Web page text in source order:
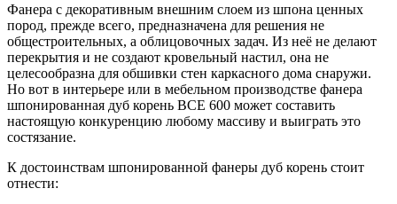
Фанера с декоративным внешним слоем из шпона ценных
пород, прежде всего, предназначена для решения не
общестроительных, а облицовочных задач. Из неё не делают
перекрытия и не создают кровельный настил, она не
целесообразна для обшивки стен каркасного дома снаружи.
Но вот в интерьере или в мебельном производстве фанера
шпонированная дуб корень ВСЕ 600 может составить
настоящую конкуренцию любому массиву и выиграть это
состязание.
К достоинствам шпонированной фанеры дуб корень стоит
отнести: